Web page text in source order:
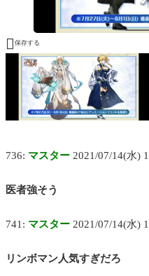
 保存する
736: マスター 2021/07/14(水)
医者強そう
741: マスター 2021/07/14(水)
リンボマン人気すぎだろ